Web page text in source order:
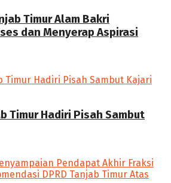
Timur Alam Bakri
dan Menyerap Aspirasi
Timur Hadiri Pisah Sambut